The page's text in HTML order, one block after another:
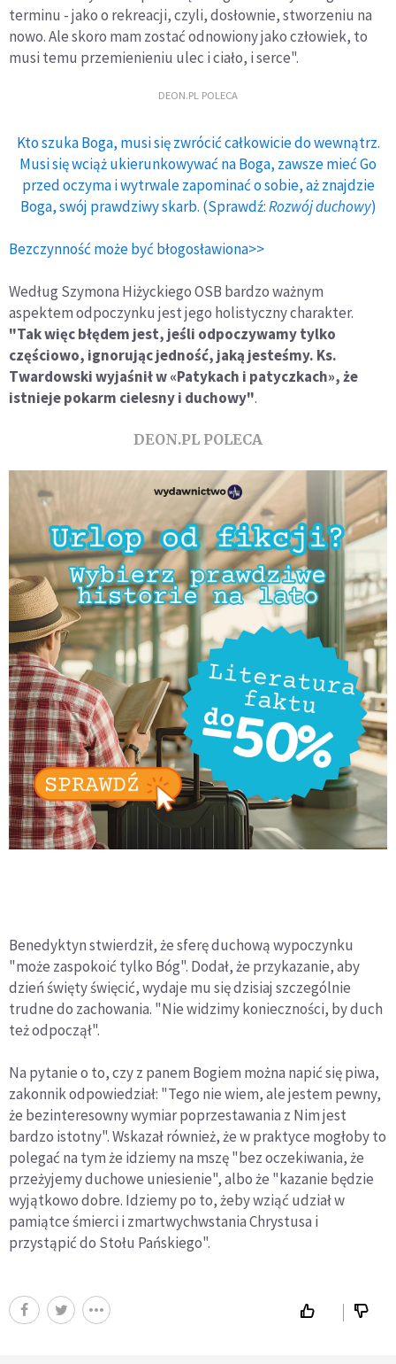
terminu - jako o rekreacji, czyli, dosłownie, stworzeniu na
nowo. Ale skoro mam zostać odnowiony jako człowiek, to
musi temu przemienieniu ulec i ciało, i serce".
DEON.PL POLECA
Kto szuka Boga, musi się zwrócić całkowicie do wewnątrz.
Musi się wciąż ukierunkowywać na Boga, zawsze mieć Go
przed oczyma i wytrwale zapominać o sobie, aż znajdzie
Boga, swój prawdziwy skarb. (Sprawdź:Rozwój duchowy)
Bezczynność może być błogosławiona>>
Według Szymona Hiżyckiego OSB bardzo ważnym
aspektem odpoczynku jest jego holistyczny charakter.
"Tak więc błędem jest, jeśli odpoczywamy tylko
częściowo, ignorując jedność, jaką jesteśmy. Ks.
Twardowski wyjaśnił w «Patykach i patyczkach», że
istnieje pokarm cielesny i duchowy".
DEON.PL POLECA
Benedyktyn stwierdził, że sferę duchową wypoczynku
"może zaspokoić tylko Bóg". Dodał, że przykazanie, aby
dzień święty święcić, wydaje mu się dzisiaj szczególnie
trudne do zachowania. "Nie widzimy konieczności, by duch
też odpoczął".
Na pytanie o to, czy z panem Bogiem można napić się piwa,
zakonnik odpowiedział: "Tego nie wiem, ale jestem pewny,
że bezinteresowny wymiar poprzestawania z Nim jest
bardzo istotny". Wskazał również, że w praktyce mogłoby to
polegać na tym że idziemy na mszę "bez oczekiwania, że
przeżyjemy duchowe uniesienie", albo że "kazanie będzie
wyjątkowo dobre. Idziemy po to, żeby wziąć udział w
pamiątce śmierci i zmartwychwstania Chrystusa i
przystąpić do Stołu Pańskiego".